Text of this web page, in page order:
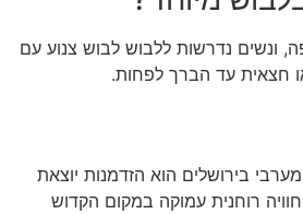
ונשים נדרשות ללבוש לבוש צנוע עם
או חצאית עד הברך לפחות.
בירושלים הוא הזדמנות יוצאת
רוחנית עמוקה במקום הקדוש